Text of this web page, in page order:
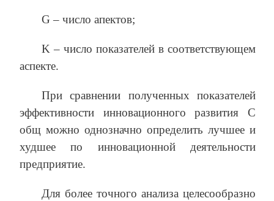
G – число апектов;
K – число показателей в соответствующем
аспекте.
При сравнении полученных показателей
эффективности инновационного развития С
общ можно однозначно определить лучшее и
худшее по инновационной деятельности
предприятие.
Для более точного анализа целесообразно